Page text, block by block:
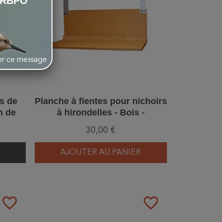
de
de
7)
Planche à fientes pour nichoirs
à hirondelles - Bois -
Schwegler (N°9B - 313/3)
30,00 €
AJOUTER AU PANIER
favorite_border favorite_border
ce message